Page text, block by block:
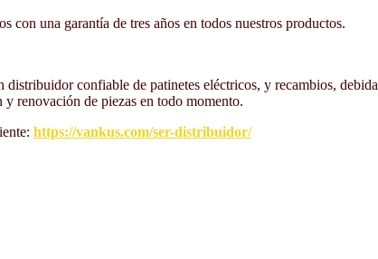
con una garantía de tres años en todos nuestros productos.
confiable de patinetes eléctricos, y recambios,
y renovación de piezas en todo momento.
https://vankus.com/ser-distribuidor/